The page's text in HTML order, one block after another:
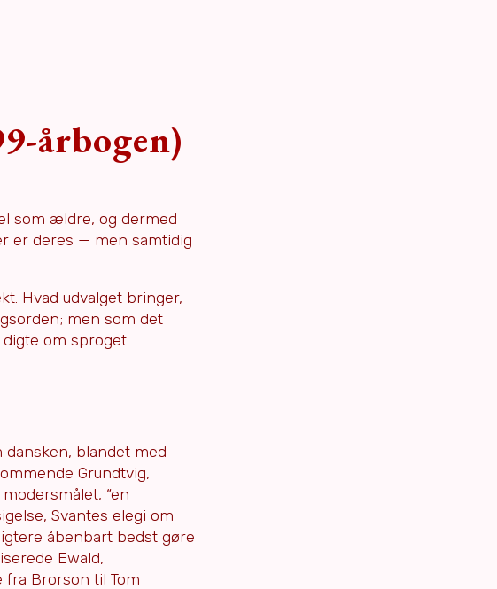
årbogen)
som ældre, og dermed
er deres — men samtidig
Hvad udvalget bringer,
men som det
om sproget.
blandet med
Grundtvig,
“en
Svantes elegi om
åbenbart bedst gøre
Ewald,
fra Brorson til Tom